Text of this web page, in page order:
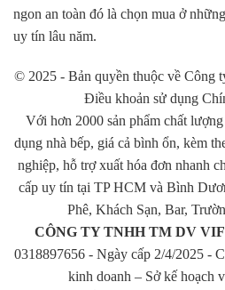
ngon an toàn đó là chọn mua ở
uy tín lâu năm.
© 2025 - Bản quyền thuộc về
Điều khoản sử dụng
Với hơn 2000 sản phẩm chất
dụng nhà bếp, giá cả bình ổn, kèm
nghiệp, hỗ trợ xuất hóa đơn nhanh
cấp uy tín tại TP HCM và Bình
Phê, Khách Sạn, Bar,
CÔNG TY TNHH TM DV
0318897656 - Ngày cấp 2/4/2025 -
kinh doanh – Sở kế hoạch